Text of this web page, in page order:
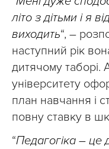
літо з дітьми і я
виходить“, –
наступний рік
дитячому таборі.
університету
план навчання і
повну ставку в
“Педагогіка – це